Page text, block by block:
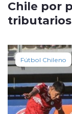
Chile por
Fútbol Chileno